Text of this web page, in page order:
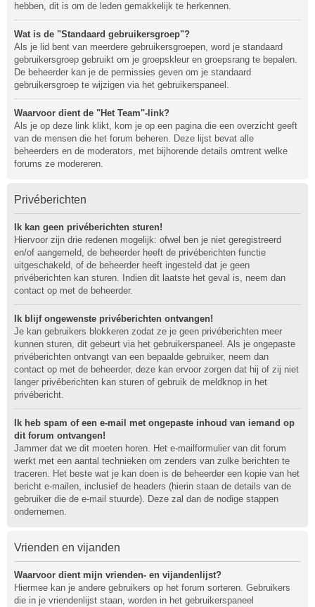
hebben, dit is om de leden gemakkelijk te herkennen.
Wat is de "Standaard gebruikersgroep"?
Als je lid bent van meerdere gebruikersgroepen, word je standaard
gebruikersgroep gebruikt om je groepskleur en groepsrang te bepalen.
De beheerder kan je de permissies geven om je standaard
gebruikersgroep te wijzigen via het gebruikerspaneel.
Waarvoor dient de "Het Team"-link?
Als je op deze link klikt, kom je op een pagina die een overzicht geeft
van de mensen die het forum beheren. Deze lijst bevat alle
beheerders en de moderators, met bijhorende details omtrent welke
forums ze modereren.
Privéberichten
Ik kan geen privéberichten sturen!
Hiervoor zijn drie redenen mogelijk: ofwel ben je niet geregistreerd
en/of aangemeld, de beheerder heeft de privéberichten functie
uitgeschakeld, of de beheerder heeft ingesteld dat je geen
privéberichten kan sturen. Indien dit laatste het geval is, neem dan
contact op met de beheerder.
Ik blijf ongewenste privéberichten ontvangen!
Je kan gebruikers blokkeren zodat ze je geen privéberichten meer
kunnen sturen, dit gebeurt via het gebruikerspaneel. Als je ongepaste
privéberichten ontvangt van een bepaalde gebruiker, neem dan
contact op met de beheerder, deze kan ervoor zorgen dat hij of zij niet
langer privéberichten kan sturen of gebruik de meldknop in het
privébericht.
Ik heb spam of een e-mail met ongepaste inhoud van iemand op
dit forum ontvangen!
Jammer dat we dit moeten horen. Het e-mailformulier van dit forum
werkt met een aantal technieken om zenders van zulke berichten te
traceren. Het beste wat je kan doen is de beheerder een kopie van het
bericht e-mailen, inclusief de headers (hierin staan de details van de
gebruiker die de e-mail stuurde). Deze zal dan de nodige stappen
ondernemen.
Vrienden en vijanden
Waarvoor dient mijn vrienden- en vijandenlijst?
Hiermee kan je andere gebruikers op het forum sorteren. Gebruikers
die in je vriendenlijst staan, worden in het gebruikerspaneel